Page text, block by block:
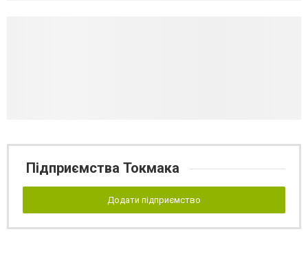
Підприємства Токмака
Додати підприємство